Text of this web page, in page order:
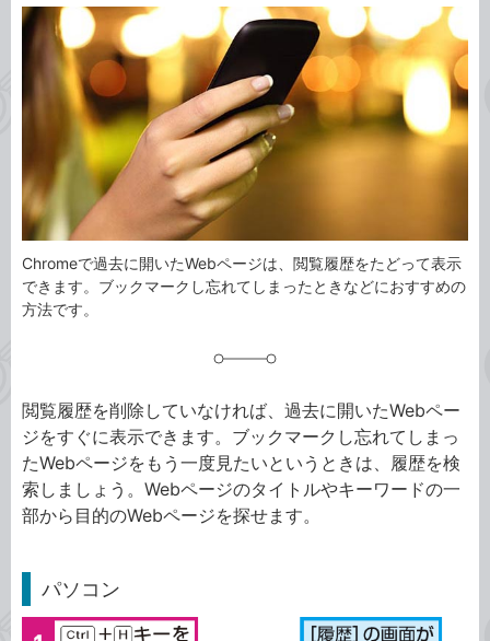
カ
テ
事
グ
Chromeで過去に開いたWebページは、閲覧履歴をたどって表示
できます。ブックマークし忘れてしまったときなどにおすすめの
方法です。
閲覧履歴を削除していなければ、過去に開いたWebペー
ジをすぐに表示できます。ブックマークし忘れてしまっ
たWebページをもう一度見たいというときは、履歴を検
索しましょう。Webページのタイトルやキーワードの一
部から目的のWebページを探せます。
パソコン